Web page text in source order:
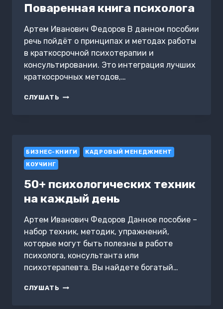
Поваренная книга психолога
Артем Иванович Федоров В данном пособии
речь пойдёт о принципах и методах работы
в краткосрочной психотерапии и
консультировании. Это интеграция лучших
краткосрочных методов,…
СЛУШАТЬ ПОВАРЕННАЯ
БИЗНЕС-КНИГИ
КАДРОВЫЙ МЕНЕДЖМЕНТ
КОУЧИНГ
50+ психологических техник
на каждый день
Артем Иванович Федоров Данное пособие –
набор техник, методик, упражнений,
которые могут быть полезны в работе
психолога, консультанта или
психотерапевта. Вы найдете богатый…
СЛУШАТЬ 50+